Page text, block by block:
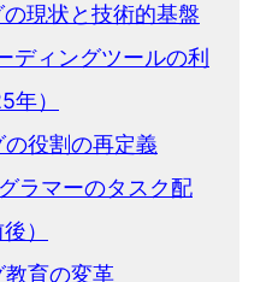
現状と技術的基盤
ディングツールの利
年）
役割の再定義
ラマーのタスク配
）
育の変革